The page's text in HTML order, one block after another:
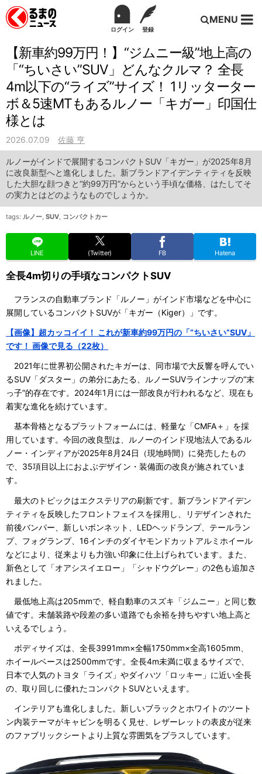
ログイン 登録
MENU
【新車約99万円！】“ジムニー級”地上高の
「“ちいさい”SUV」どんなクルマ？ 全長
4m以下の“ライズ”サイズ！ 1リッターター
ボ＆5速MTもあるルノー「キガー」印国仕
様とは
2026.07.09 佐藤 亨
ルノーがインドで展開するコンパクトSUV「キガー」が2025年8月
に改良新型へと進化しました。新ブランドアイデンティティを反映
した大胆な顔つきと“約99万円”からという手頃な価格、はたしてそ
の実力とはどのようなものでしょうか。
tags: ルノー, SUV, コンパクトカー
LINE (Twitter) FB Hatena
全長4m切りの手頃なコンパクトSUV
フランスの自動車ブランド「ルノー」がインド市場などを中心に
展開しているコンパクトSUVが「キガー（Kiger）」です。
【画像】超カッコイイ！ これが新車約99万円の「“ちいさい”SUV」
です！ 画像で見る（22枚）
2021年に世界初公開されたキガーは、同市場で大反響を呼んでい
るSUV「ダスター」の弟分にあたる、ルノーSUVラインナップの“末
っ子”的存在です。2024年1月には一部改良が行われるなど、現在も
着実な進化を続けています。
基本骨格となるプラットフォームには、軽量な「CMFA＋」を採
用しています。今回の改良型は、ルノーのインド現地法人であるル
ノー・インディアが2025年8月24日（現地時間）に発売したもの
で、35項目以上におよぶデザイン・装備面の改良が施されていま
す。
最大のトピックはエクステリアの刷新です。新ブランドアイデン
ティティを反映したフロントフェイスを採用し、リデザインされた
前後バンパー、新しいボンネット、LEDヘッドランプ、テールラン
プ、フォグランプ、16インチのダイヤモンドカットアルミホイール
などにより、従来よりも力強い印象に仕上げられています。また、
新色として「オアシスイエロー」「シャドウグレー」の2色も追加さ
れました。
最低地上高は205mmで、軽自動車のスズキ「ジムニー」と同じ数
値です。未舗装路や段差の多い道路でも余裕を持ちやすい地上高と
いえるでしょう。
ボディサイズは、全長3991mm×全幅1750mm×全高1605mm、
ホイールベースは2500mmです。全長4m未満に収まるサイズで、
日本で人気のトヨタ「ライズ」やダイハツ「ロッキー」に近い全長
の、取り回しに優れたコンパクトSUVといえます。
インテリアも進化しました。新しいブラックとホワイトのツート
ン内装テーマがキャビンを明るく見せ、レザーレットの表皮が従来
のファブリックシートより上質な雰囲気をプラスしています。